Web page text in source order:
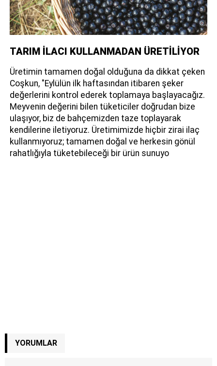
TARIM İLACI KULLANMADAN ÜRETİLİYOR
Üretimin tamamen doğal olduğuna da dikkat çeken
Coşkun, "Eylülün ilk haftasından itibaren şeker
değerlerini kontrol ederek toplamaya başlayacağız.
Meyvenin değerini bilen tüketiciler doğrudan bize
ulaşıyor, biz de bahçemizden taze toplayarak
kendilerine iletiyoruz. Üretimimizde hiçbir zirai ilaç
kullanmıyoruz; tamamen doğal ve herkesin gönül
rahatlığıyla tüketebileceği bir ürün sunuyo
YORUMLAR